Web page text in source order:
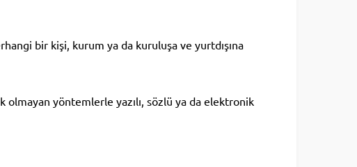
bir kişi, kurum ya da kuruluşa ve yurtdışına
olmayan yöntemlerle yazılı, sözlü ya da elektronik